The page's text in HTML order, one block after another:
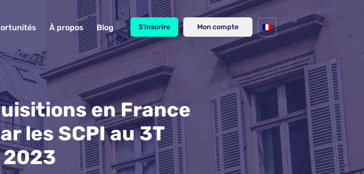
À propos Blog S'inscrire Mon compte
en France
les SCPI au 3T
2023